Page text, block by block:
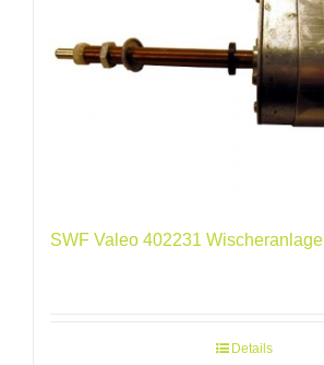
SWF Valeo 402231 Wischeranlage
Details